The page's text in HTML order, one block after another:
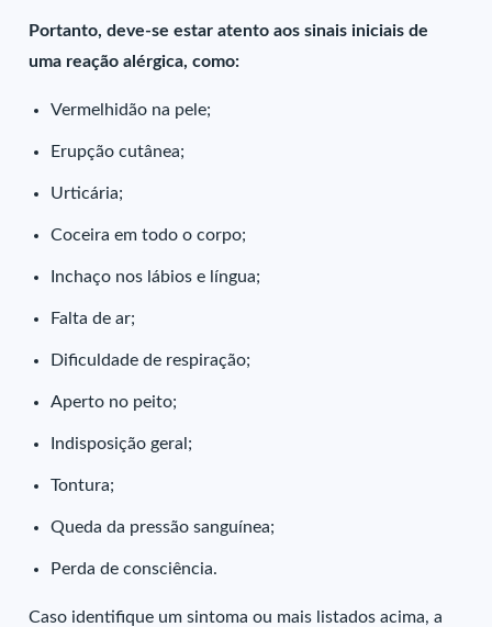
Portanto, deve-se estar atento aos sinais iniciais de
uma reação alérgica, como:
Vermelhidão na pele;
Erupção cutânea;
Urticária;
Coceira em todo o corpo;
Inchaço nos lábios e língua;
Falta de ar;
Dificuldade de respiração;
Aperto no peito;
Indisposição geral;
Tontura;
Queda da pressão sanguínea;
Perda de consciência.
Caso identifique um sintoma ou mais listados acima, a